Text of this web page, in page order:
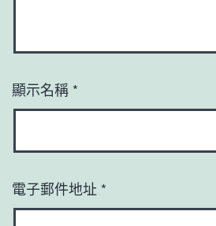
顯示名稱 *
電子郵件地址 *